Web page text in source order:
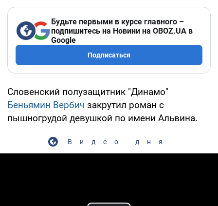
Будьте первыми в курсе главного –
подпишитесь на Новини на OBOZ.UA в
Google
Подписаться
Словенский полузащитник "Динамо"
Беньямин Вербич закрутил роман с
пышногрудой девушкой по имени Альвина.
Видео дня